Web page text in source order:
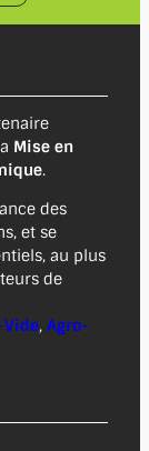
Mise en
.
des
et se
au plus
de
, Agro-